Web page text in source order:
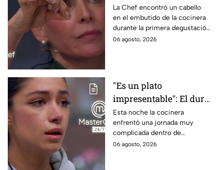
en evidencia a Carmen
en la gala de mandiles
negros de MasterChef
24/7
La Chef encontró un cabello
en el embutido de la cocinera
durante la primera degustación
de la noche
06 agosto, 2026
"Es un plato
impresentable": El duro
regaño que hizo llorar a
Michelle dentro de
MasterChef 24/7
Esta noche la cocinera
enfrentó una jornada muy
complicada dentro de
MasterChef 24/7.
06 agosto, 2026